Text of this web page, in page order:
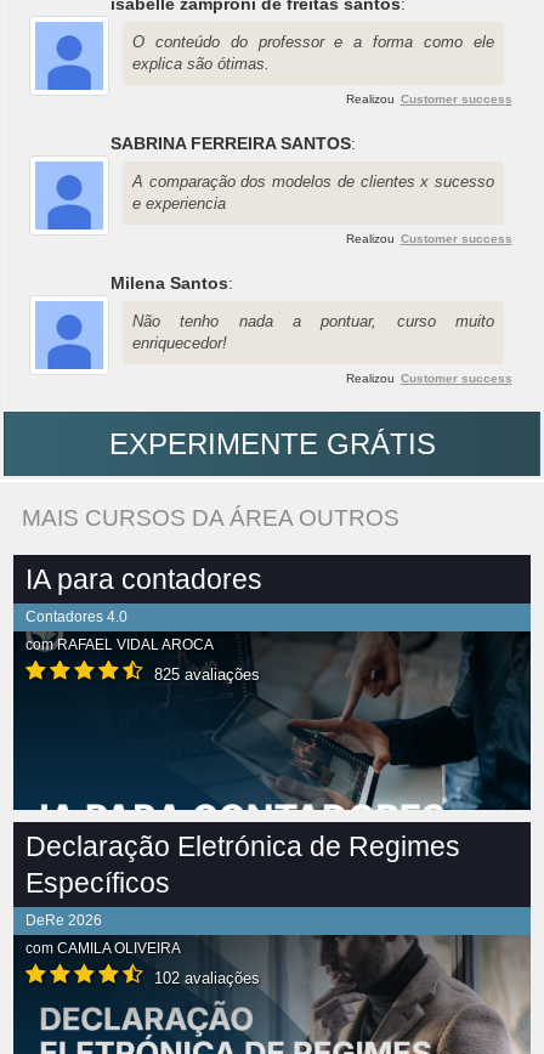
O conteúdo do professor e a forma como ele
explica são ótimas.
Realizou Customer success
SABRINA FERREIRA SANTOS:
A comparação dos modelos de clientes x sucesso
e experiencia
Realizou Customer success
Milena Santos:
Não tenho nada a pontuar, curso muito
enriquecedor!
Realizou Customer success
EXPERIMENTE GRÁTIS
MAIS CURSOS DA ÁREA OUTROS
IA para contadores
Contadores 4.0
comRAFAEL VIDAL AROCA
825 avaliações
Declaração Eletrónica de Regimes
Específicos
DeRe 2026
com CAMILA OLIVEIRA
102 avaliações